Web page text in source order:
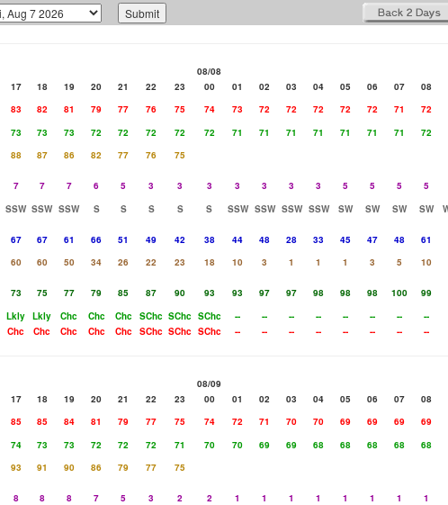
08/08
17 18 19 20 21 22 23 00 01 02 03 04 05 06 07 08
83 82 81 79 77 76 75 74 73 72 72 72 72 72 71 72
73 73 73 72 72 72 72 72 71 71 71 71 71 71 71 72
88 87 86 82 77 76 75
7 7 7 6 5 3 3 3 3 3 3 3 5 5 5 5
SSW SSW SSW S S S S S SSW SSW SSW SSW SW SW SW SW
67 67 61 66 51 49 42 38 44 48 28 33 45 47 48 61
60 60 50 34 26 22 23 18 10 3 1 1 1 3 5 10
73 75 77 79 85 87 90 93 93 97 97 98 98 98 100 99
Lkly Lkly Chc Chc Chc SChc SChc SChc -- -- -- -- -- -- -- --
Chc Chc Chc Chc Chc SChc SChc SChc -- -- -- -- -- -- -- --
08/09
17 18 19 20 21 22 23 00 01 02 03 04 05 06 07 08
85 85 84 81 79 77 75 74 72 71 70 70 69 69 69 69
74 73 73 72 72 72 71 70 70 69 69 68 68 68 68 68
93 91 90 86 79 77 75
8 8 8 7 5 3 2 2 1 1 1 1 1 1 1 1